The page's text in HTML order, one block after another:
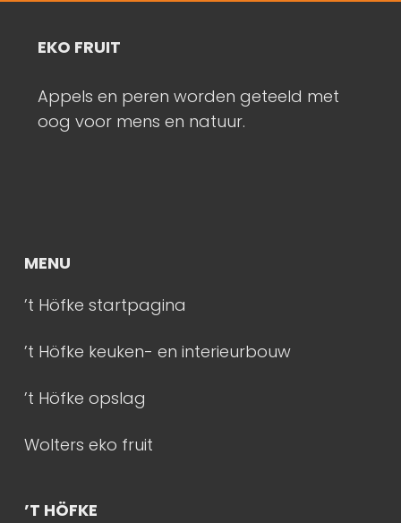
geteeld met
Keukens, interieurs,
schuifdeuren,
MENU
’t Höfke startpagina
’t Höfke keuken- en interieurbouw
’t Höfke opslag
Wolters eko fruit
’T HÖFKE